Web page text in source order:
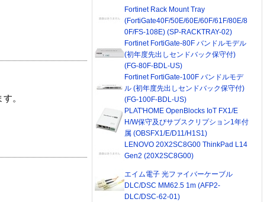
。
Fortinet Rack Mount Tray
(FortiGate40F/50E/60E/60F/61F/80E/8
0F/FS-108E) (SP-RACKTRAY-02)
Fortinet FortiGate-80F バンドルモデル
(初年度先出しセンドバック保守付)
(FG-80F-BDL-US)
Fortinet FortiGate-100F バンドルモデ
ル (初年度先出しセンドバック保守付)
(FG-100F-BDL-US)
PLAT'HOME OpenBlocks IoT FX1/E
H/W保守及びサブスクリプション1年付
属 (OBSFX1/E/D11/H1S1)
LENOVO 20X2SC8G00 ThinkPad L14
Gen2 (20X2SC8G00)
エイム電子 光ファイバーケーブル
DLC/DSC MM62.5 1m (AFP2-
DLC/DSC-62-01)